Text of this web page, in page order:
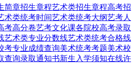
简章招生章程艺术类招生章程高考招
术类统考时间艺术类统考大纲艺考人
考高分卷艺考文化课各院校高考录取
艺术类专业分数线艺术类统考合格线
考专业成绩查询美术统考考题美术校
查询录取通知书新生入学须知在线许